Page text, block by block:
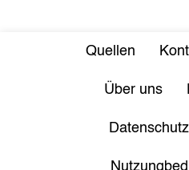
Quellen
Über uns